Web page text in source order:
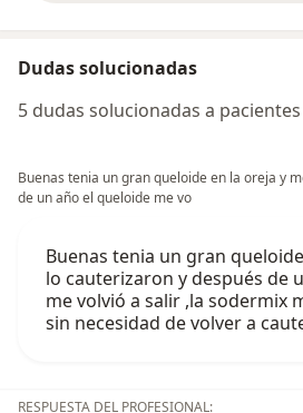
Dudas solucionadas
5 dudas solucionadas a
Buenas tenia un gran queloide en la oreja y
de un año el queloide me vo
Buenas tenia un gran
lo cauterizaron y después de
me volvió a salir ,la sodermix
sin necesidad de volver a
RESPUESTA DEL PROFESIONAL: